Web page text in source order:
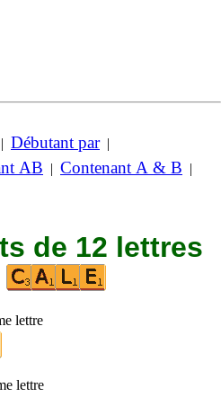
| Débutant par|
AB | Contenant A & B |
de 12 lettres
lettre
lettre